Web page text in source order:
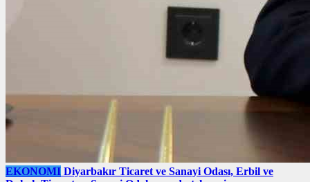
EKONOMI Diyarbakır Ticaret ve Sanayi Odası, Erbil ve